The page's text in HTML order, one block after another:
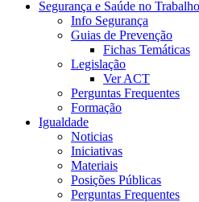
Segurança e Saúde no Trabalho
Info Segurança
Guias de Prevenção
Fichas Temáticas
Legislação
Ver ACT
Perguntas Frequentes
Formação
Igualdade
Noticias
Iniciativas
Materiais
Posições Públicas
Perguntas Frequentes